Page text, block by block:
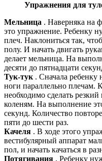
Упражнения для
Мельница . Наверняка на
это упражнение. Ребенку
плеч. Наклониться так,
полу. И начать двигать
делает мельница. На
десяти до пятнадцати
Тук-тук. Сначала ребенку
ноги параллельно плечам.
необходимо сделать
коленям. На выполнение
секунд. Количество
пяти до шести раз.
Качеля . В ходе этого
вестибулярный аппарат
пол, и начать качаться в
Потягивания . Ребенку